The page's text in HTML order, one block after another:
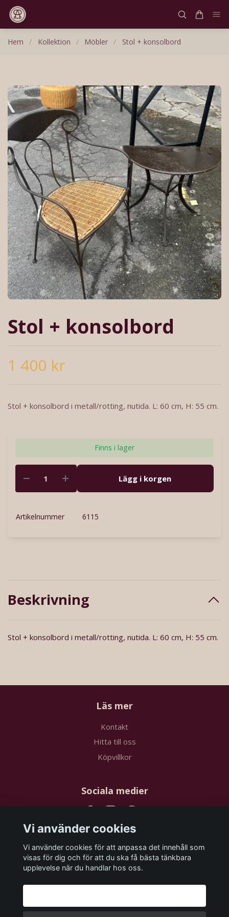
Hem / Kollektion / Möbler / Stol + konsolbord
Stol + konsolbord
1 400 kr
Stol + konsolbord i metall/rotting, nutida. L: 60 cm, H: 55 cm.
Finns i lager
Lägg i korgen
Artikelnummer 6115
Beskrivning
Stol + konsolbord i metall/rotting, nutida. L: 60 cm, H: 55 cm.
Läs mer
Kontakt
Hitta till oss
Köpvillkor
Sociala medier
Prenumerera på vårt nyhetsbrev
Vi använder cookies
Vi använder cookies för att anpassa det innehåll som
visas för dig och för att du ska få bästa tänkbara
upplevelse när du handlar hos oss.